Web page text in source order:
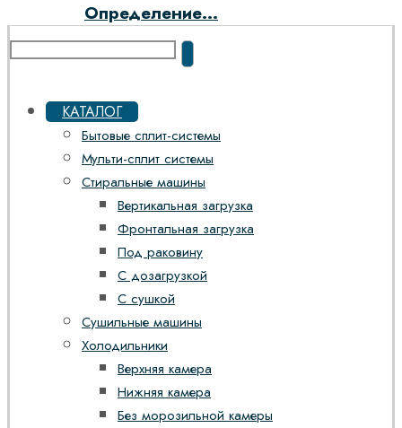
Определение...
КАТАЛОГ
Бытовые сплит-системы
Мульти-сплит системы
Стиральные машины
Вертикальная загрузка
Фронтальная загрузка
Под раковину
С дозагрузкой
С сушкой
Сушильные машины
Холодильники
Верхняя камера
Нижняя камера
Без морозильной камеры